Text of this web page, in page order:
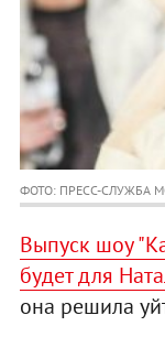
ФОТО: ПРЕСС-СЛУЖБА
Выпуск шоу
будет для
она решила